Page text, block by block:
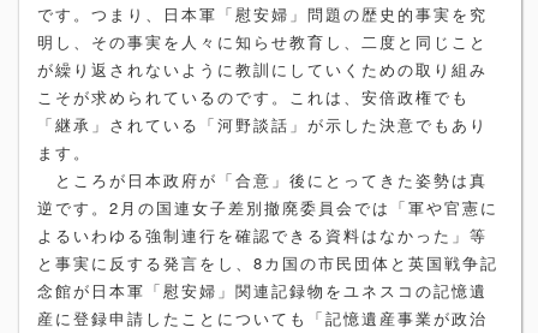
です。つまり、日本軍「慰安婦」問題の歴史的事実を究
明し、その事実を人々に知らせ教育し、二度と同じこと
が繰り返されないように教訓にしていくための取り組み
こそが求められているのです。これは、安倍政権でも
「継承」されている「河野談話」が示した決意でもあり
ます。
ところが日本政府が「合意」後にとってきた姿勢は真
逆です。2月の国連女子差別撤廃委員会では「軍や官憲に
よるいわゆる強制連行を確認できる資料はなかった」等
と事実に反する発言をし、8カ国の市民団体と英国戦争記
念館が日本軍「慰安婦」関連記録物をユネスコの記憶遺
産に登録申請したことについても「記憶遺産事業が政治